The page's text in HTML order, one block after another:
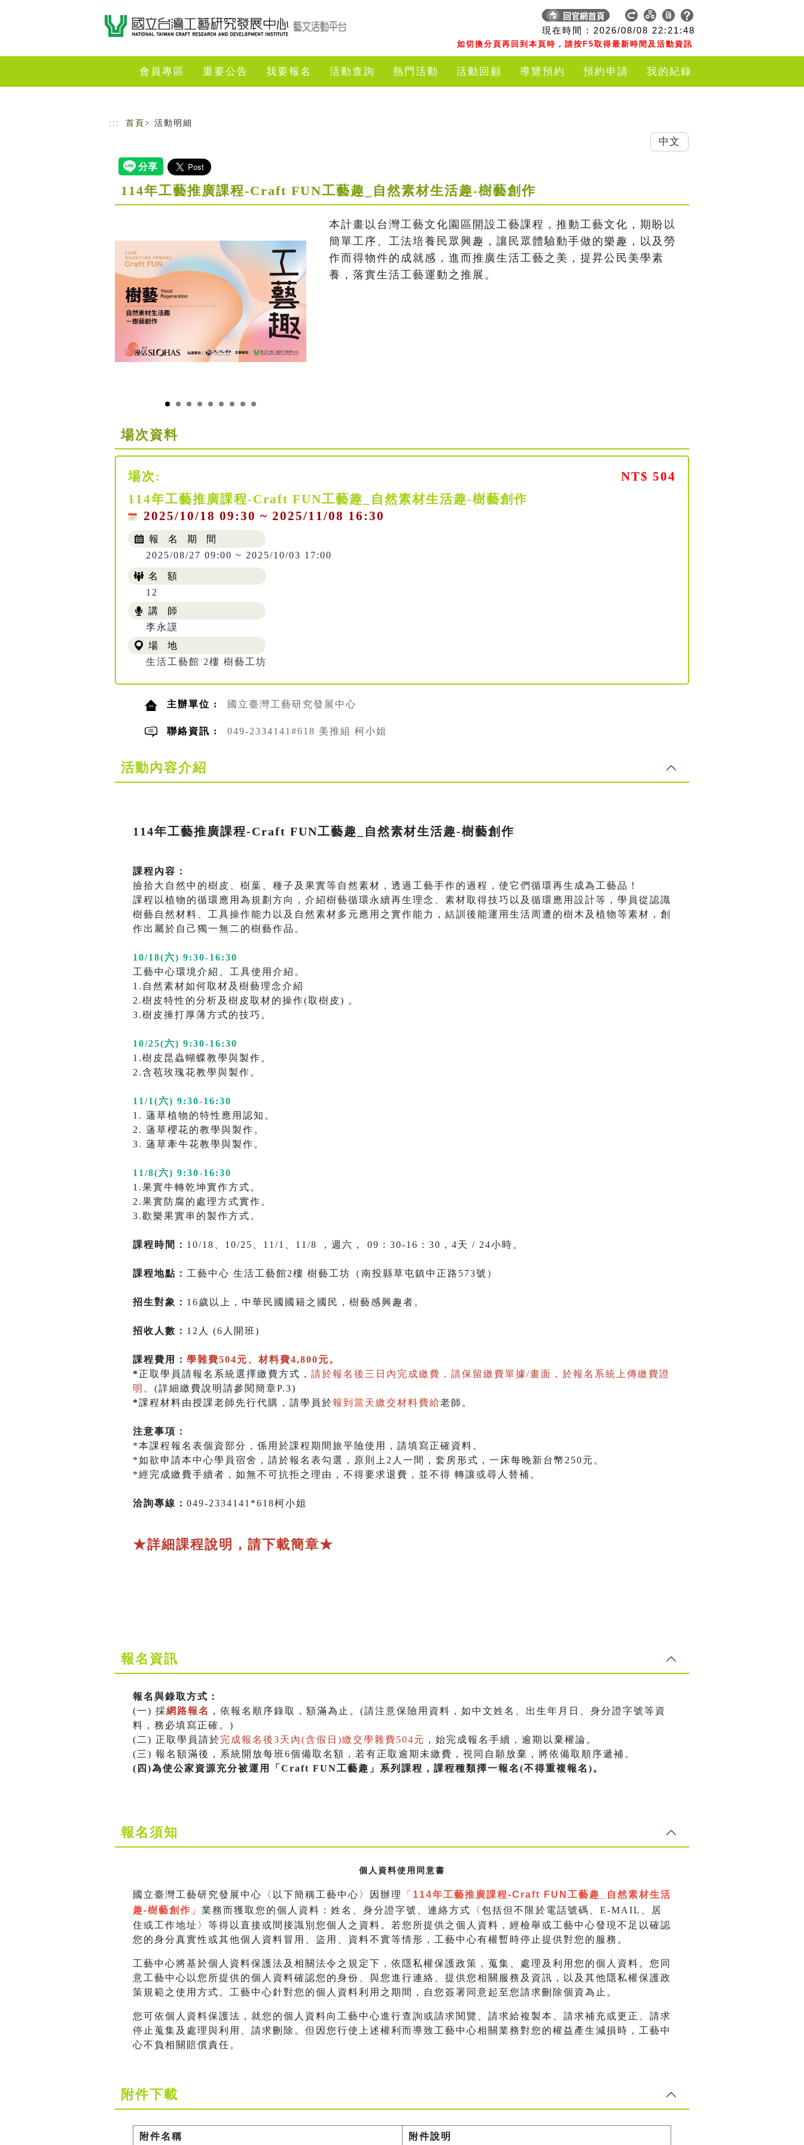
現在時間 : 2026/08/08 22:21:49
如切換分頁再回到本頁時，請按F5取得最新時間及活動資訊
會員專區 重要公告 我要報名 活動查詢 熱門活動 活動回顧 導覽預約 預約申請 我的紀錄
::: 首頁 > 活動明細
114年工藝推廣課程-Craft FUN工藝趣_自然素材生活趣-樹藝創作
本計畫以台灣工藝文化園區開設工藝課程，推動工藝文化，期盼以
簡單工序、工法培養民眾興趣，讓民眾體驗動手做的樂趣，以及勞
作而得物件的成就感，進而推廣生活工藝之美，提昇公民美學素
場次資料
場次:
114年工藝推廣課程-Craft FUN工藝趣_自然素材生活趣-樹藝創作
2025/10/18 09:30 ~ 2025/11/08 16:30
NT$ 504
報 名 期 間
2025/08/27 09:00 ~ 2025/10/03 17:00
名 額
12
講 師
李永謨
場 地
生活工藝館 2樓 樹藝工坊
主辦單位 : 國立臺灣工藝研究發展中心
聯絡資訊 : 049-2334141#618 美推組 柯小姐
活動內容介紹
114年工藝推廣課程-Craft FUN工藝趣_自然素材生活趣-樹藝創作
課程內容：
撿拾大自然中的樹皮、樹葉、種子及果實等自然素材，透過工藝手作的過程，使它們循環再生成為工藝品！
課程以植物的循環應用為規劃方向，介紹樹藝循環永續再生理念、素材取得技巧以及循環應用設計等，學員從認識
樹藝自然材料、工具操作能力以及自然素材多元應用之實作能力，結訓後能運用生活周遭的樹木及植物等素材，創
作出屬於自己獨一無二的樹藝作品。
10/18(六) 9:30-16:30
工藝中心環境介紹、工具使用介紹。
1.自然素材如何取材及樹藝理念介紹
2.樹皮特性的分析及樹皮取材的操作(取樹皮) 。
3.樹皮捶打厚薄方式的技巧。
10/25(六) 9:30-16:30
1.樹皮昆蟲蝴蝶教學與製作。
2.含苞玫瑰花教學與製作。
11/1(六) 9:30-16:30
1. 蓪草植物的特性應用認知。
2. 蓪草櫻花的教學與製作。
3. 蓪草牽牛花教學與製作。
11/8(六) 9:30-16:30
1.果實牛轉乾坤實作方式。
2.果實防腐的處理方式實作。
3.歡樂果實串的製作方式。
課程時間： 10/18、10/25、11/1、11/8 ，週六， 09：30-16：30，4天 / 24小時。
課程地點： 工藝中心 生活工藝館2樓 樹藝工坊（南投縣草屯鎮中正路573號）
招生對象： 16歲以上，中華民國國籍之國民，樹藝感興趣者。
招收人數： 12人 (6人開班)
課程費用： 學雜費504元、材料費4,800元。
* 正取學員請報名系統選擇繳費方式， 請於報名後三日內完成繳費，請保留繳費單據/畫面，於報名系統上傳繳費證
明。 (詳細繳費說明請參閱簡章P.3)
*課程材料由授課老師先行代購，請學員於報到當天繳交材料費給老師。
注意事項：
*本課程報名表個資部分，係用於課程期間旅平險使用，請填寫正確資料。
*如欲申請本中心學員宿舍，請於報名表勾選，原則上2人一間，套房形式，一床每晚新台幣250元。
*經完成繳費手續者，如無不可抗拒之理由，不得要求退費，並不得 轉讓或尋人替補。
洽詢專線： 049-2334141*618柯小姐
★詳細課程說明，請下載簡章★
報名資訊
報名與錄取方式：
(一) 採網路報名
，依報名順序錄取，額滿為止。(請注意保險用資料，如中文姓名、出生年月日、身分證字號等資
料，務必填寫正確。)
(二) 正取學員請於完成報名後3天內(含假日)繳交學雜費504元 ，始完成報名手續，逾期以棄權論。
(三) 報名額滿後，系統開放每班6個備取名額，若有正取逾期未繳費，視同自願放棄，將依備取順序遞補。
(四)為使公家資源充分被運用「Craft FUN工藝趣」系列課程，課程種類擇一報名(不得重複報名)。
報名須知
個人資料使用同意書
國立臺灣工藝研究發展中心〈以下簡稱工藝中心〉因辦理 「 114年工藝推廣課程-Craft FUN工藝趣_
自然素材生活
趣-樹藝創作 」 業務而獲取您的個人資料：姓名、身分證字號、連絡方式〈包括但不限於電話號碼、E-MAIL、居
住或工作地址〉等得以直接或間接識別您個人之資料。若您所提供之個人資料，經檢舉或工藝中心發現不足以確認
您的身分真實性或其他個人資料冒用、盜用、資料不實等情形，工藝中心有權暫時停止提供對您的服務。
工藝中心將基於個人資料保護法及相關法令之規定下，依隱私權保護政策，蒐集、處理及利用您的個人資料。您同
意工藝中心以您所提供的個人資料確認您的身份、與您進行連絡、提供您相關服務及資訊，以及其他隱私權保護政
策規範之使用方式。工藝中心針對您的個人資料利用之期間，自您簽署同意起至您請求刪除個資為止。
您可依個人資料保護法，就您的個人資料向工藝中心進行查詢或請求閱覽、請求給複製本、請求補充或更正、請求
停止蒐集及處理與利用、請求刪除。但因您行使上述權利而導致工藝中心相關業務對您的權益產生減損時，工藝中
心不負相關賠償責任。
附件下載
附件名稱 附件說明